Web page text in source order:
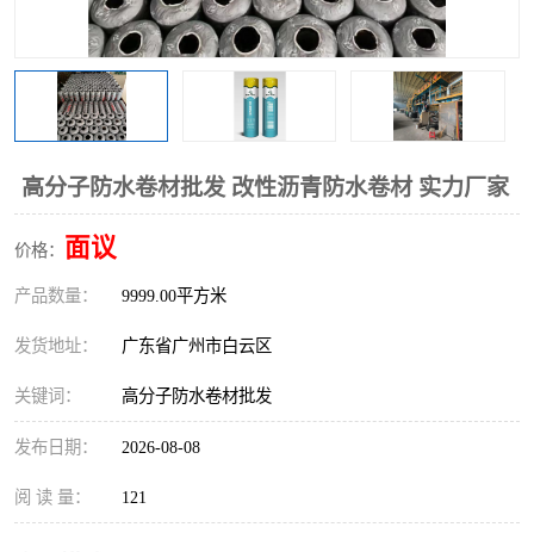
高分子防水卷材批发 改性沥青防水卷材 实力厂家
价格： 面议
产品数量： 9999.00平方米
发货地址： 广东省广州市白云区
关键词： 高分子防水卷材批发
发布日期： 2026-08-08
阅 读 量： 121